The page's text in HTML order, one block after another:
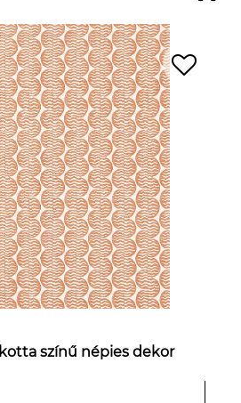
színű népies dekor